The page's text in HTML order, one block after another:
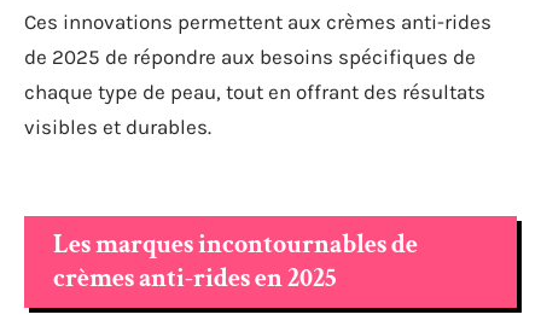
Ces innovations permettent aux crèmes anti-rides
de 2025 de répondre aux besoins spécifiques de
chaque type de peau, tout en offrant des résultats
visibles et durables.
Les marques incontournables de
crèmes anti-rides en 2025